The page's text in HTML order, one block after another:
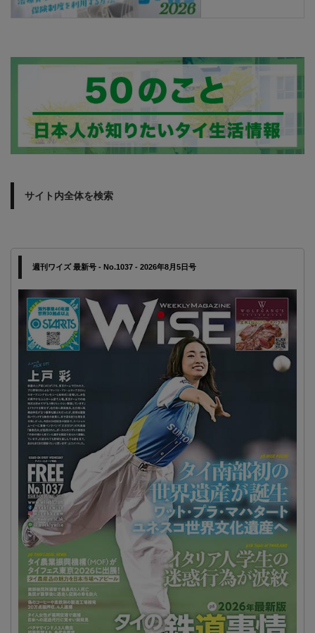
サイト内全体を検索
週刊ワイズ 最新号 - No.1037 - 2026年8月5日号